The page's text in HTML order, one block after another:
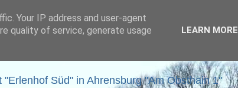
Süd" in Ahrensburg "Am Obsthain 1"
Your IP address and user-agent
quality of service, generate usage
LEARN MORE